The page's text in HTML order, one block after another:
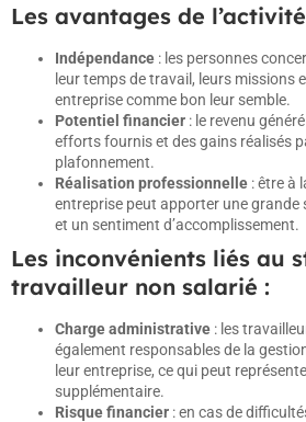
Les avantages de
Indépendance : les personnes
leur temps de travail, leurs missions
entreprise comme bon leur semble.
Potentiel financier : le revenu
efforts fournis et des gains réalisés
plafonnement.
Réalisation professionnelle : être à
entreprise peut apporter une
et un sentiment d’accomplissement.
Les inconvénients liés au
travailleur non salarié :
Charge administrative : les
également responsables de la
leur entreprise, ce qui peut
supplémentaire.
Risque financier : en cas de